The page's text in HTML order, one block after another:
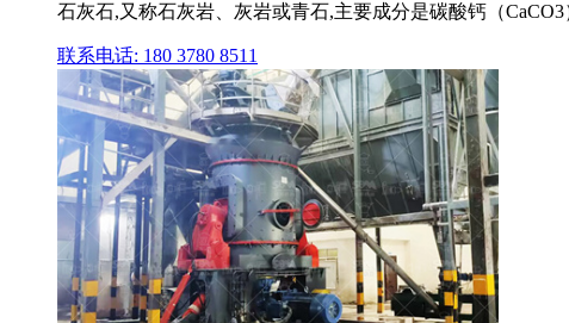
石灰石,又称石灰岩、灰岩或青石,主要成分是碳酸钙（
联系电话: 180 3780 8511